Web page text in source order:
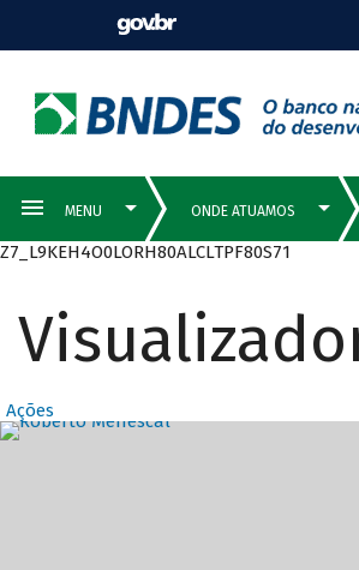
Z7_L9KEH4O0LORH80ALCLTPF80S71
Ações